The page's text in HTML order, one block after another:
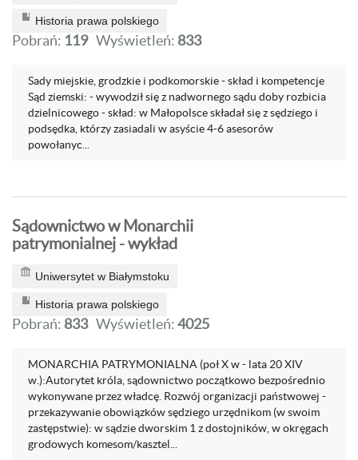
Historia prawa polskiego
Pobrań: 119 Wyświetleń: 833
Sady miejskie, grodzkie i podkomorskie - skład i kompetencje
Sąd ziemski: - wywodził się z nadwornego sądu doby rozbicia
dzielnicowego - skład: w Małopolsce składał się z sędziego i
podsędka, którzy zasiadali w asyście 4-6 asesorów
powołanyc...
Sądownictwo w Monarchii
patrymonialnej - wykład
Uniwersytet w Białymstoku
Historia prawa polskiego
Pobrań: 833 Wyświetleń:4025
MONARCHIA PATRYMONIALNA (poł X w - lata 20 XIV
w.):Autorytet króla, sądownictwo początkowo bezpośrednio
wykonywane przez władcę. Rozwój organizacji państwowej -
przekazywanie obowiązków sędziego urzędnikom (w swoim
zastępstwie): w sądzie dworskim 1 z dostojników, w okręgach
grodowych komesom/kasztel...